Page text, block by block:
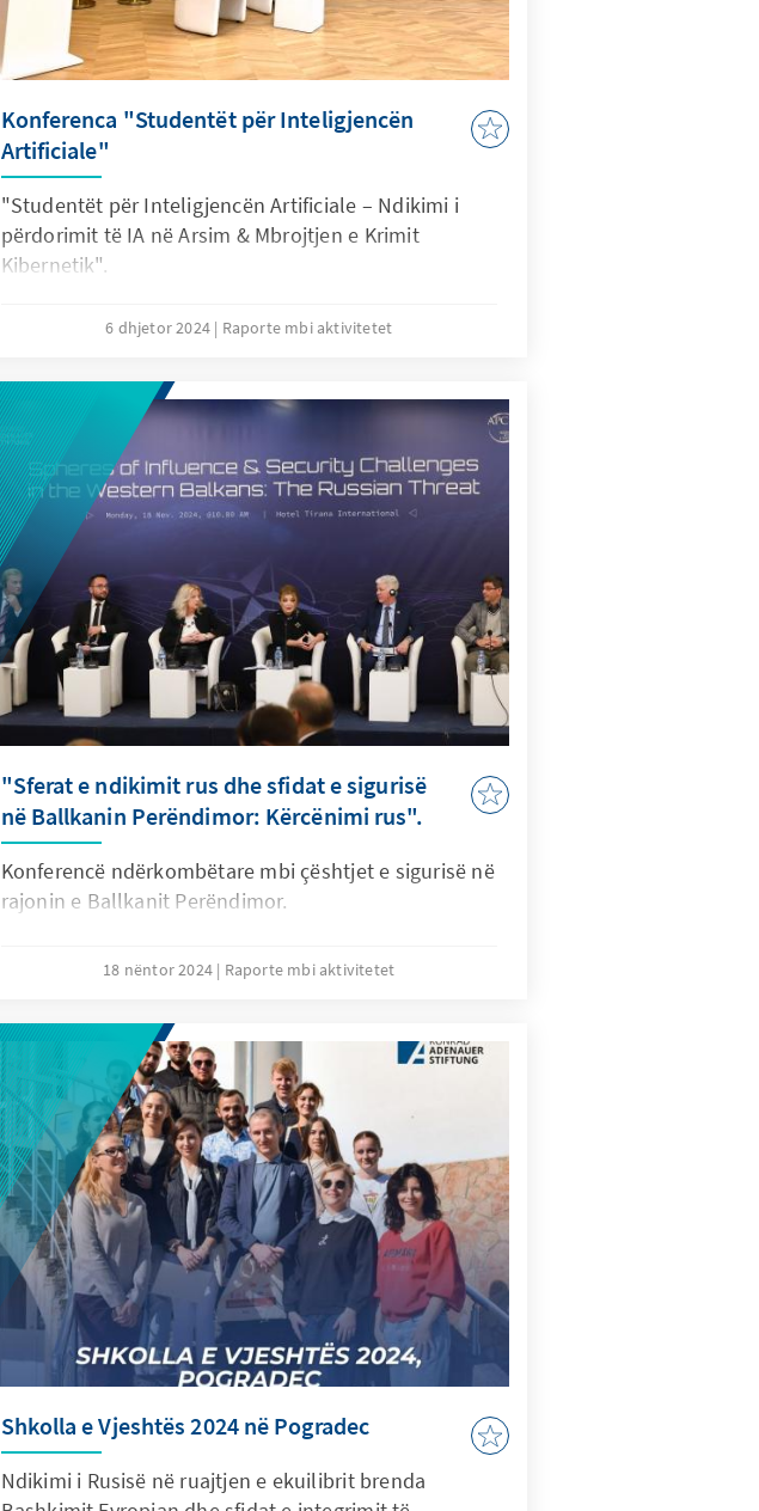
Konferenca "Studentët për Inteligjencën
Artificiale"
"Studentët për Inteligjencën Artificiale – Ndikimi i
përdorimit të IA në Arsim & Mbrojtjen e Krimit
Kibernetik".
6 dhjetor 2024 Raporte mbi aktivitetet
"Sferat e ndikimit rus dhe sfidat e sigurisë
në Ballkanin Perëndimor: Kërcënimi rus".
Konferencë ndërkombëtare mbi çështjet e sigurisë në
rajonin e Ballkanit Perëndimor.
18 nëntor 2024 Raporte mbi aktivitetet
Shkolla e Vjeshtës 2024 në Pogradec
Ndikimi i Rusisë në ruajtjen e ekuilibrit brenda